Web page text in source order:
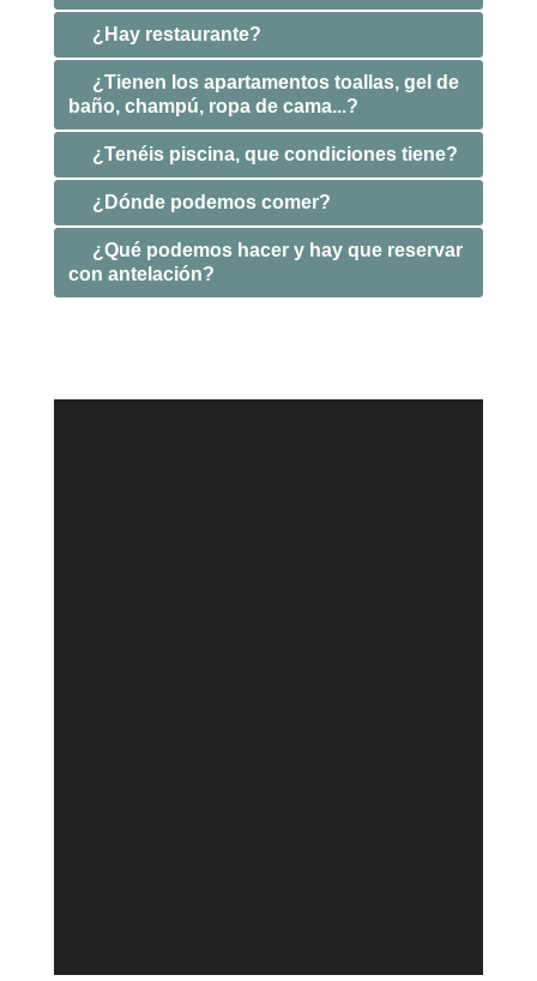
¿Hay restaurante?
¿Tienen los apartamentos toallas, gel de
baño, champú, ropa de cama...?
¿Tenéis piscina, que condiciones tiene?
¿Dónde podemos comer?
¿Qué podemos hacer y hay que reservar
con antelación?